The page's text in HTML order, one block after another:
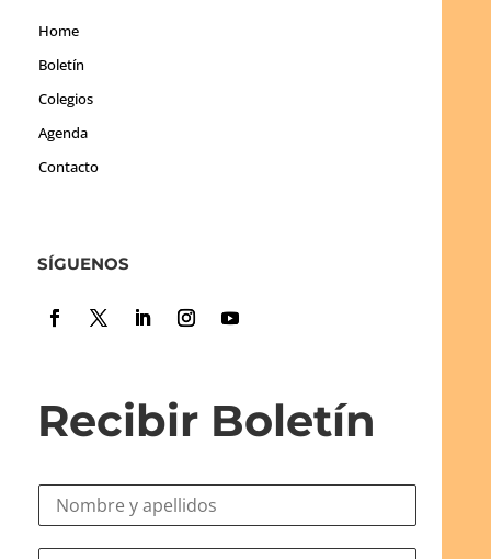
Home
Boletín
Colegios
Agenda
Contacto
SÍGUENOS
Recibir Boletín
N
e